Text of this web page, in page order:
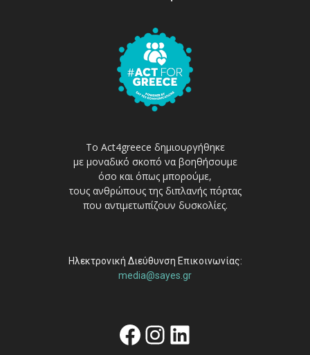
Το Act4greece δημιουργήθηκε
με μοναδικό σκοπό να βοηθήσουμε
όσο και όπως μπορούμε,
τους ανθρώπους της διπλανής πόρτας
που αντιμετωπίζουν δυσκολίες.
Ηλεκτρονική Διεύθυνση Επικοινωνίας:
media@sayes.gr
Facebook
Instagram
Linkedin